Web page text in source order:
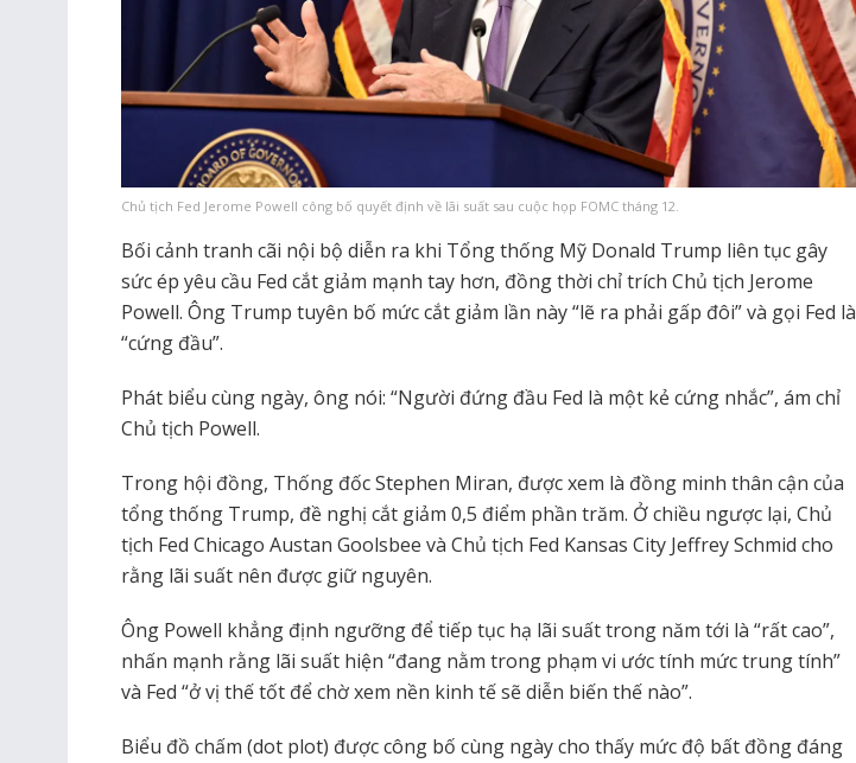
Chủ tịch Fed Jerome Powell công bố quyết định về lãi suất sau cuộc họp FOMC tháng 12.
Bối cảnh tranh cãi nội bộ diễn ra khi Tổng thống Mỹ Donald Trump liên tục gây
sức ép yêu cầu Fed cắt giảm mạnh tay hơn, đồng thời chỉ trích Chủ tịch Jerome
Powell. Ông Trump tuyên bố mức cắt giảm lần này “lẽ ra phải gấp đôi” và gọi Fed là
“cứng đầu”.
Phát biểu cùng ngày, ông nói: “Người đứng đầu Fed là một kẻ cứng nhắc”, ám chỉ
Chủ tịch Powell.
Trong hội đồng, Thống đốc Stephen Miran, được xem là đồng minh thân cận của
tổng thống Trump, đề nghị cắt giảm 0,5 điểm phần trăm. Ở chiều ngược lại, Chủ
tịch Fed Chicago Austan Goolsbee và Chủ tịch Fed Kansas City Jeffrey Schmid cho
rằng lãi suất nên được giữ nguyên.
Ông Powell khẳng định ngưỡng để tiếp tục hạ lãi suất trong năm tới là “rất cao”,
nhấn mạnh rằng lãi suất hiện “đang nằm trong phạm vi ước tính mức trung tính”
và Fed “ở vị thế tốt để chờ xem nền kinh tế sẽ diễn biến thế nào”.
Biểu đồ chấm (dot plot) được công bố cùng ngày cho thấy mức độ bất đồng đáng